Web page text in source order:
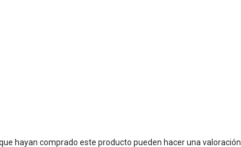
hayan comprado este producto pueden hacer una valoración.